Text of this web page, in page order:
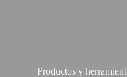
Productos y